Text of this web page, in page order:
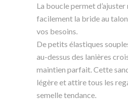
La boucle permet
facilement la bride au
vos besoins.
De petits élastiques
au-dessus des lanières
maintien parfait. Cette
légère et attire tous les
semelle tendance.